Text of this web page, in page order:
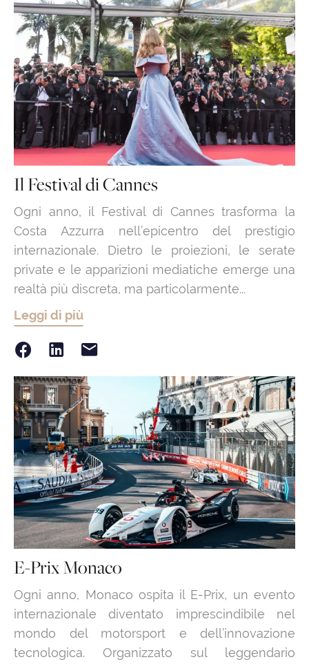
Il Festival di Cannes
Ogni anno, il Festival di Cannes trasforma la
Costa Azzurra nell’epicentro del prestigio
internazionale. Dietro le proiezioni, le serate
private e le apparizioni mediatiche emerge una
realtà più discreta, ma particolarmente...
Leggi di più
E-Prix Monaco
Ogni anno, Monaco ospita il E-Prix, un evento
internazionale diventato imprescindibile nel
mondo del motorsport e dell’innovazione
tecnologica. Organizzato sul leggendario